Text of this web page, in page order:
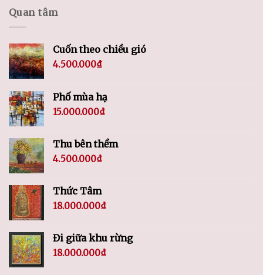
Quan tâm
Cuốn theo chiều gió
4.500.000₫
Phố mùa hạ
15.000.000₫
Thu bên thềm
4.500.000₫
Thức Tâm
18.000.000₫
Đi giữa khu rừng
18.000.000₫